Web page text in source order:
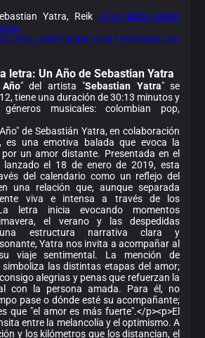
Yatra, Reik ¿Los datos están
Letra ¿Viste algún error? Envíanos una
letra: Un Año de Sebastian Yatra
" del artista "Sebastian Yatra" se
tiene una duración de 30:13 minutos y
musicales: colombian pop,
de Sebastián Yatra, en colaboración
es una emotiva balada que evoca la
un amor distante. Presentada en el
lanzado el 18 de enero de 2019, esta
del calendario como un reflejo del
una relación que, aunque separada
viva e intensa a través de los
letra inicia evocando momentos
el verano y las despedidas
estructura narrativa clara y
Yatra nos invita a acompañar al
viaje sentimental. La mención de
las distintas etapas del amor;
alegrias y penas que refuerzan la
con la persona amada. Para él, no
pase o dónde esté su acompañante;
que "el amor es más fuerte".</p><p>El
entre la melancolía y el optimismo. A
y los kilómetros que los distancian, el